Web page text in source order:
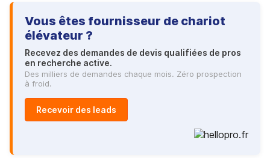
Vous êtes fournisseur de chariot
élévateur ?
Recevez des demandes de devis qualifiées de pros
en recherche active.
Des milliers de demandes chaque mois. Zéro prospection
à froid.
Recevoir des leads